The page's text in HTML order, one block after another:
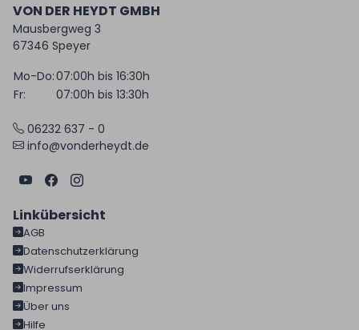
VON DER HEYDT GMBH
Mausbergweg 3
67346 Speyer
Mo-Do:07:00h bis 16:30h
Fr:
07:00h bis 13:30h
06232 637 - 0
info@vonderheydt.de
Linkübersicht
AGB
Datenschutzerklärung
Widerrufserklärung
Impressum
Über uns
Hilfe